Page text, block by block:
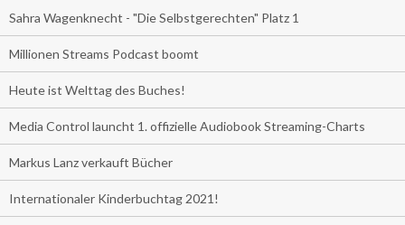
Sahra Wagenknecht - "Die Selbstgerechten" Platz 1
Millionen Streams Podcast boomt
Heute ist Welttag des Buches!
Media Control launcht 1. offizielle Audiobook Streaming-Charts
Markus Lanz verkauft Bücher
Internationaler Kinderbuchtag 2021!